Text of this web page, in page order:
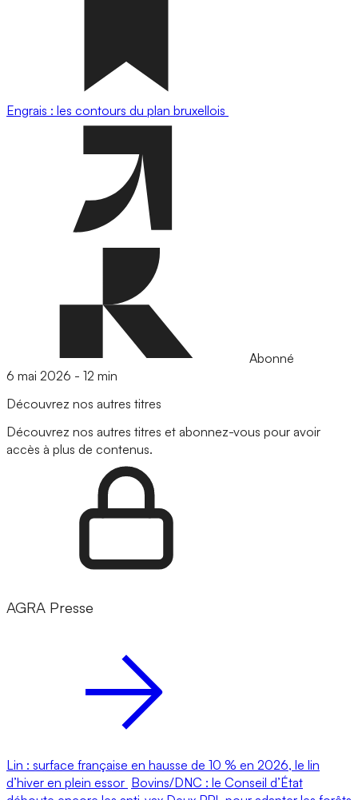
Engrais : les contours du plan bruxellois
Abonné
6 mai 2026 - 12 min
Découvrez nos autres titres
Découvrez nos autres titres et abonnez-vous pour avoir
accès à plus de contenus.
AGRA Presse
Lin : surface française en hausse de 10 % en 2026, le lin
d’hiver en plein essor Bovins/DNC : le Conseil d’État